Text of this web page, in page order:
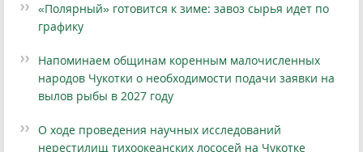
«Полярный» готовится к зиме: завоз сырья идет по
графику
Напоминаем общинам коренным малочисленных
народов Чукотки о необходимости подачи заявки на
вылов рыбы в 2027 году
О ходе проведения научных исследований
нерестилищ тихоокеанских лососей на Чукотке